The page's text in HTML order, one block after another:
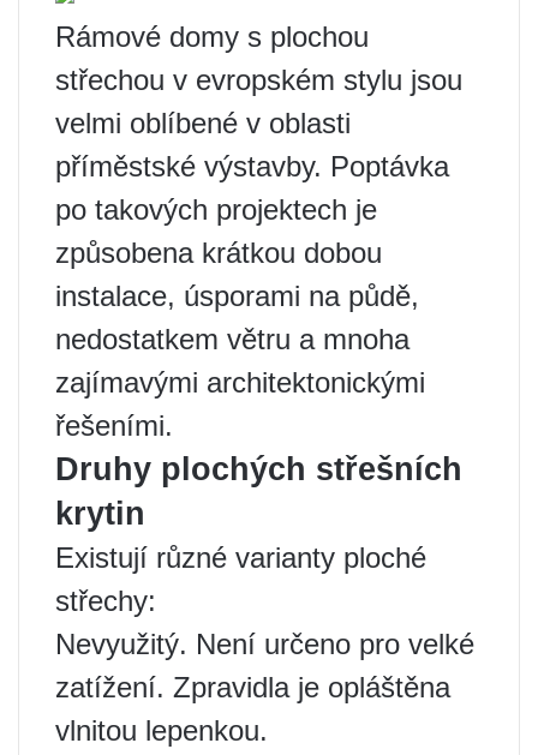
Rámové domy s plochou
střechou v evropském stylu jsou
velmi oblíbené v oblasti
příměstské výstavby. Poptávka
po takových projektech je
způsobena krátkou dobou
instalace, úsporami na půdě,
nedostatkem větru a mnoha
zajímavými architektonickými
řešeními.
Druhy plochých střešních
krytin
Existují různé varianty ploché
střechy:
Nevyužitý. Není určeno pro velké
zatížení. Zpravidla je opláštěna
vlnitou lepenkou.